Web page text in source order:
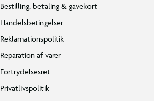
Bestilling, betaling & gavekort
Handelsbetingelser
Reklamationspolitik
Reparation af varer
Fortrydelsesret
Privatlivspolitik